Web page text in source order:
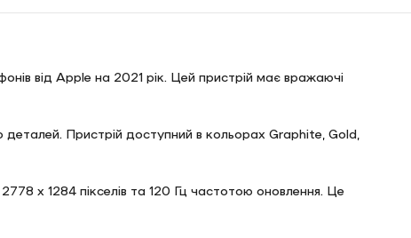
від Apple на 2021 рік. Цей пристрій має вражаючі
Пристрій доступний в кольорах Graphite, Gold,
x 1284 пікселів та 120 Гц частотою оновлення. Це